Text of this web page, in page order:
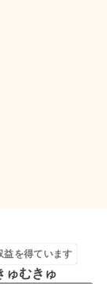
益を得ています
ゅむきゅ